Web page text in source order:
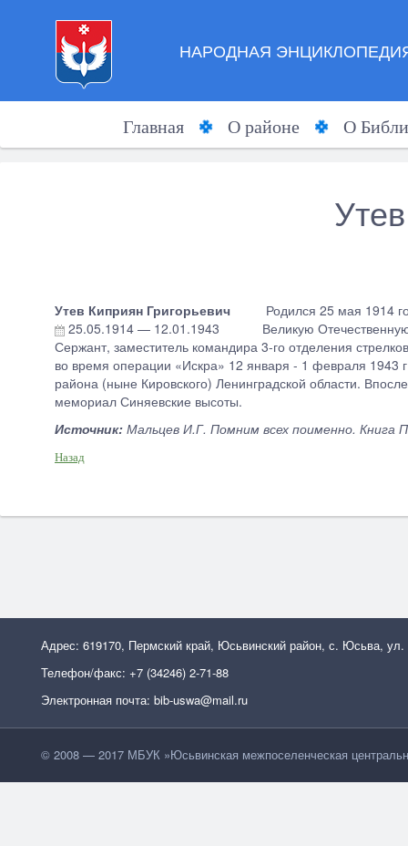
НАРОДНАЯ
Главная О районе О
Утев Киприян Григорьевич
25.05.1914 — 12.01.1943
Родился 25 мая 1914
Великую
Сержант, заместитель командира 3-го отделения
во время операции «Искра» 12 января - 1 февраля
района (ныне Кировского) Ленинградской области.
мемориал Синяевские высоты.
Источник: Мальцев И.Г. Помним всех поименно. Книга
Назад
Адрес: 619170, Пермский край, Юсьвинский район, с. Юсьва, ул.
Телефон/факс: +7 (34246) 2-71-88
Электронная почта: bib-uswa@mail.ru
© 2008 — 2017 МБУК »Юсьвинская межпоселенческая